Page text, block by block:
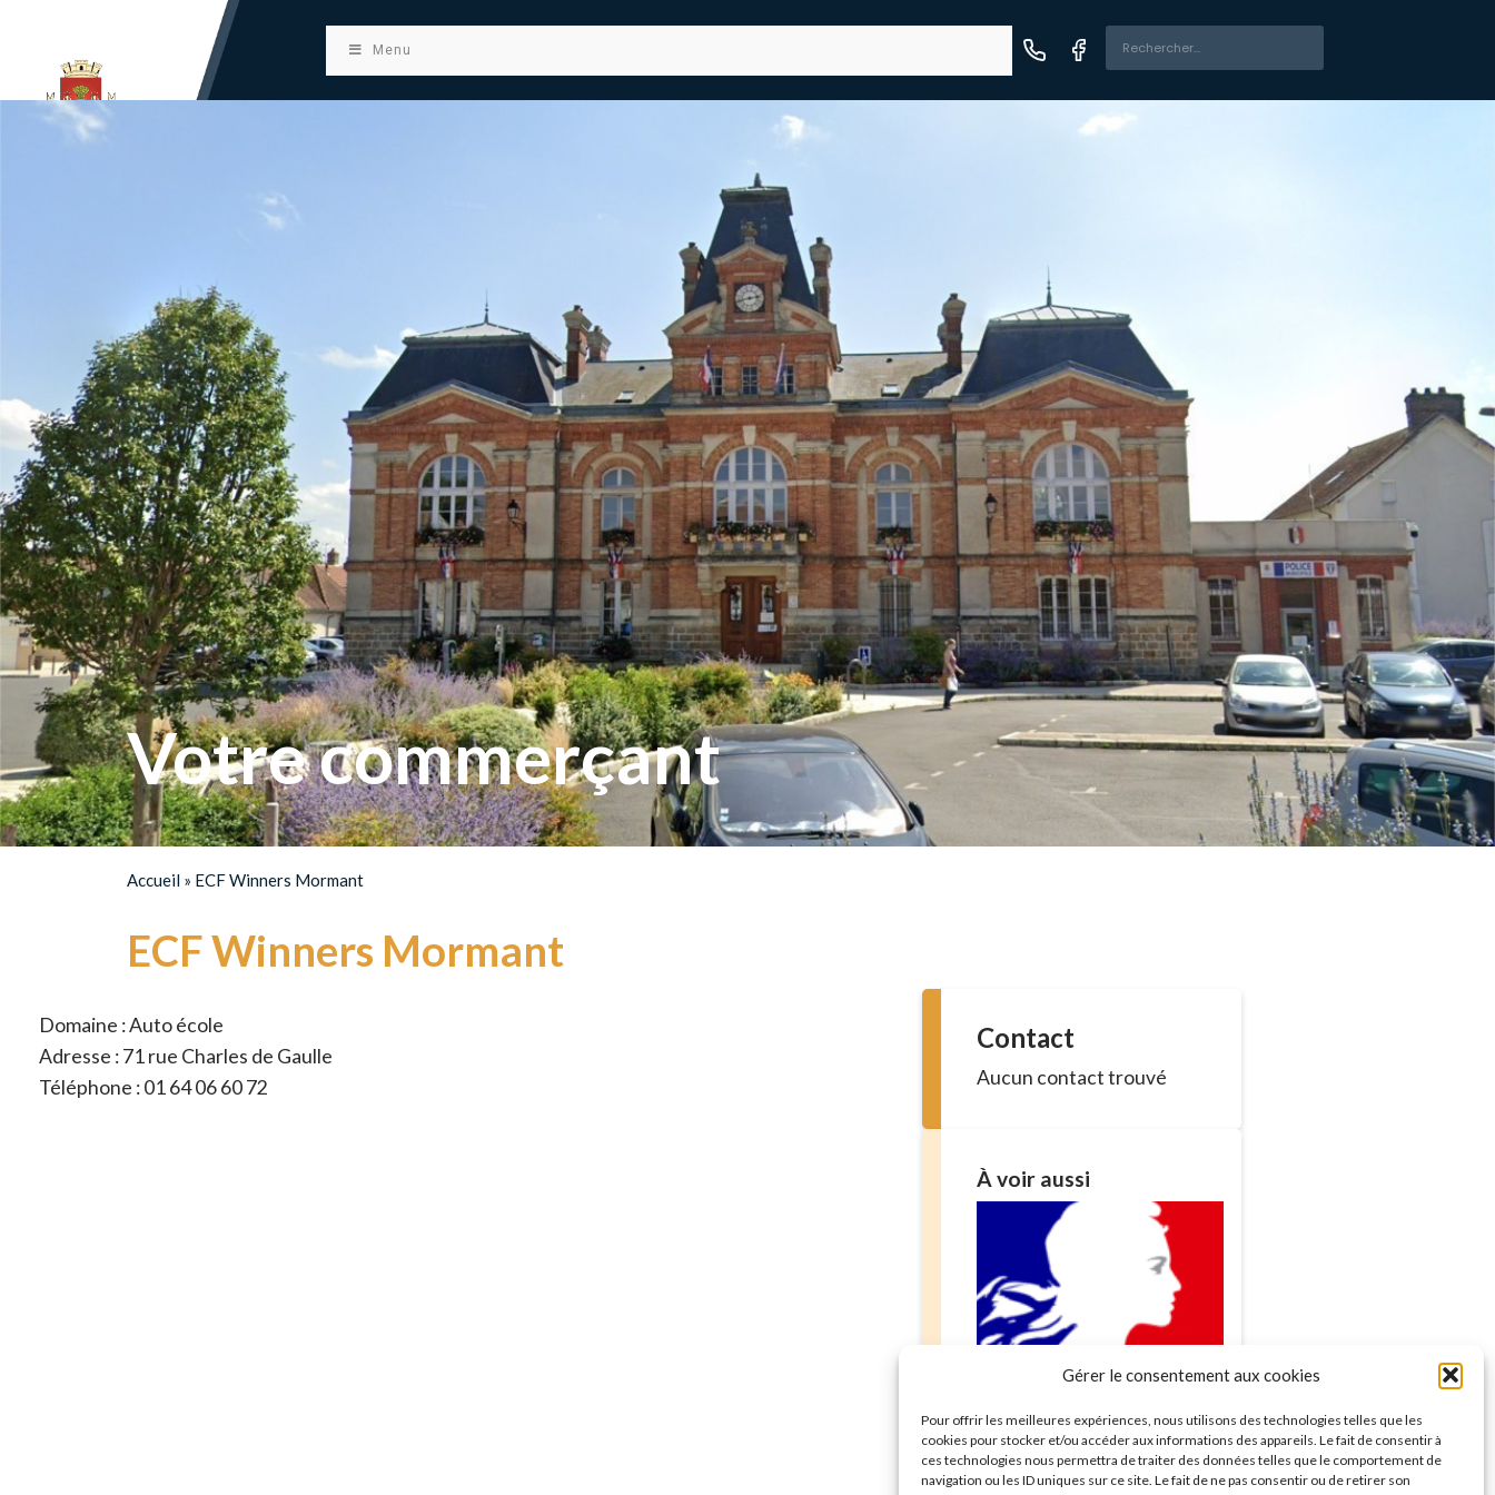
Gérer le consentement aux cookies
Pour offrir les meilleures expériences, nous utilisons des technologies telles que les
cookies pour stocker et/ou accéder aux informations des appareils. Le fait de consentir à
ces technologies nous permettra de traiter des données telles que le comportement de
navigation ou les ID uniques sur ce site. Le fait de ne pas consentir ou de retirer son
Menu
Votre commerçant
Accueil » ECF Winners Mormant
ECF Winners Mormant
Domaine : Auto école
Adresse : 71 rue Charles de Gaulle
Téléphone : 01 64 06 60 72
Contact
Aucun contact trouvé
À voir aussi
municipal
En savoir plus >